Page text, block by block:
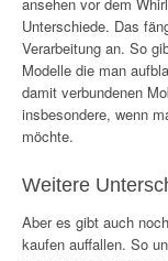
Unterschiede. Das
Verarbeitung an. So
Modelle die man
damit verbundenen
insbesondere, wenn
möchte.
Weitere
Aber es gibt auch
kaufen auffallen. So